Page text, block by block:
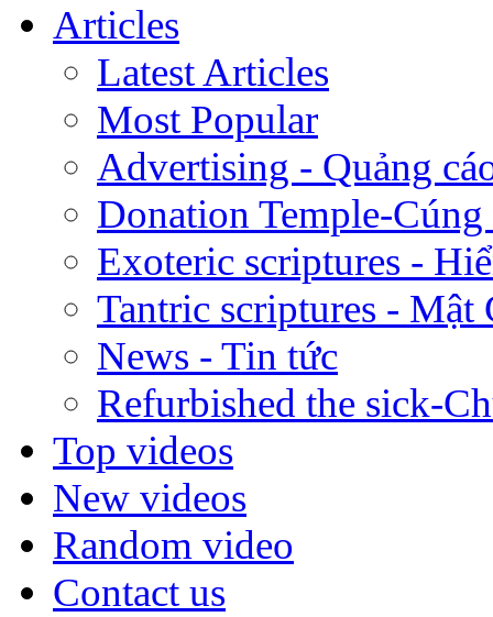
Articles
Latest Articles
Most Popular
Advertising - Quảng
Donation Temple-
Exoteric scriptures -
Tantric scriptures - Mật
News - Tin tức
Refurbished the sick-
Top videos
New videos
Random video
Contact us